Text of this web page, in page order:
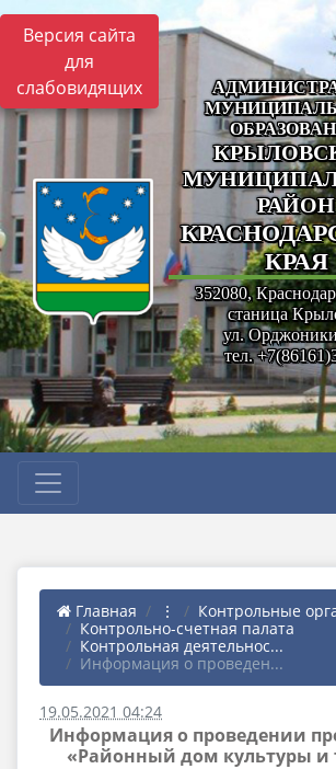
Версия сайта
для
слабовидящих
РАЙОН
КРАЯ
352080,
станица
ул.
тел.
Главная ⋮
Контрольные
Контрольно-счетная палата
Контрольная деятельнос...
Информация о проведен...
19.05.2021 04:24
Информация о проведении
«Районный дом культуры и